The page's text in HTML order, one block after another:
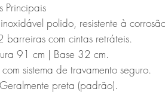
Principais
polido, resistente à
com cintas retráteis.
91 cm | Base 32 cm.
sistema de travamento seguro.
preta (padrão).